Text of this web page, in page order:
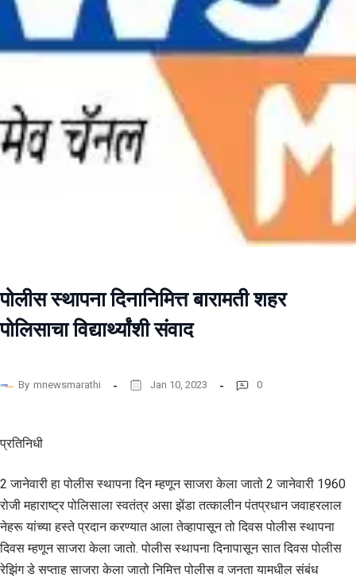
पोलीस स्थापना दिनानिमित्त बारामती शहर
पोलिसाचा विद्यार्थ्यांशी संवाद
By mnewsmarathi Jan 10, 2023 0
प्रतिनिधी
2 जानेवारी हा पोलीस स्थापना दिन म्हणून साजरा केला जातो 2 जानेवारी 1960
रोजी महाराष्ट्र पोलिसाला स्वतंत्र असा झेंडा तत्कालीन पंतप्रधान जवाहरलाल
नेहरू यांच्या हस्ते प्रदान करण्यात आला तेव्हापासून तो दिवस पोलीस स्थापना
दिवस म्हणून साजरा केला जातो. पोलीस स्थापना दिनापासून सात दिवस पोलीस
रेझिंग डे सप्ताह साजरा केला जातो निमित्त पोलीस व जनता यामधील संबंध